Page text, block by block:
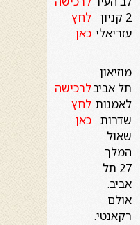
2 קניון
עזריאלי
לחץ
כאן
מוזיאון
תל אביב
לאמנות
שדרות
שאול
המלך
27 תל
אביב.
אולם
רקאנטי.
לרכישה
לחץ
כאן